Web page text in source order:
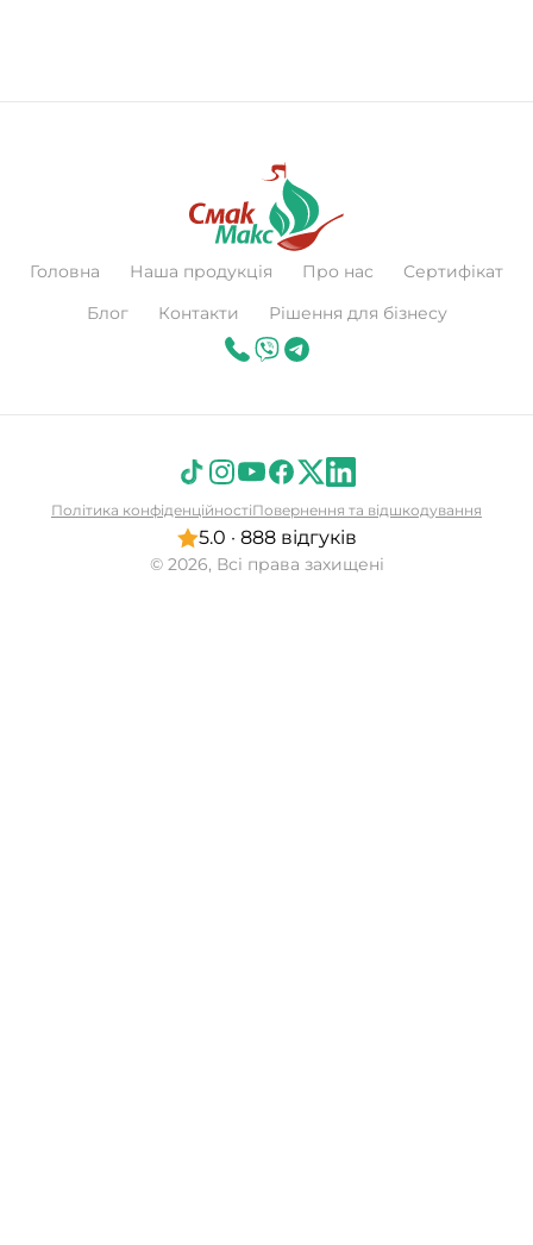
Головна Наша продукція Про нас
Сертифікат
Блог
Контакти Рішення для бізнесу
© 2026, Всі права захищені
5.0 · 888 відгуків
Політика конфіденційностіПовернення та відшкодування